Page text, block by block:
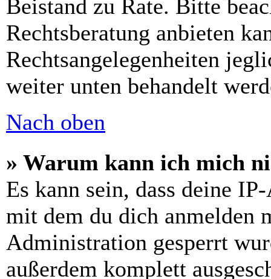
Beistand zu Rate. Bitte
Rechtsberatung anbieten
Rechtsangelegenheiten
weiter unten behandelt
Nach oben
» Warum kann ich mich
Es kann sein, dass deine
mit dem du dich anmelden
Administration gesperrt
außerdem komplett